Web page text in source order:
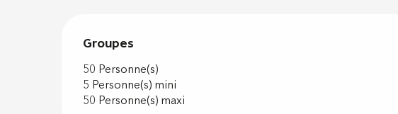
Groupes
Groupes
50 Personne(s)
5 Personne(s) mini
50 Personne(s) maxi